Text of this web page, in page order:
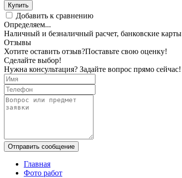
Купить
Добавить к сравнению
Определяем...
Наличный и безналичный расчет, банковские карты
Отзывы
Хотите оставить отзыв?Поставьте свою оценку!
Сделайте выбор!
Нужна консультация? Задайте вопрос прямо сейчас!
Отправить сообщение
Главная
Фото работ